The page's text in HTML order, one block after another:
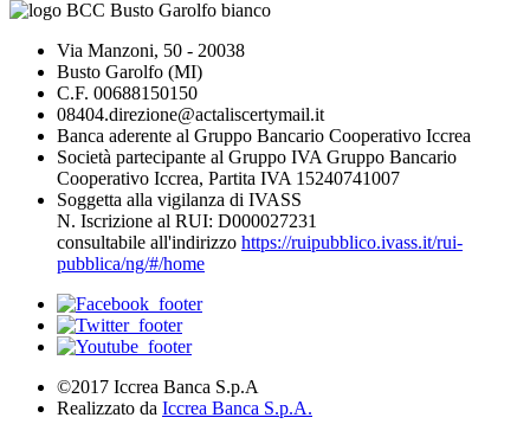
Via Manzoni, 50 - 20038
Busto Garolfo (MI)
C.F. 00688150150
08404.direzione@actaliscertymail.it
Banca aderente al Gruppo Bancario Cooperativo Iccrea
Società partecipante al Gruppo IVA Gruppo Bancario
Cooperativo Iccrea, Partita IVA 15240741007
Soggetta alla vigilanza di IVASS
N. Iscrizione al RUI: D000027231
consultabile all'indirizzo https://ruipubblico.ivass.it/rui-
pubblica/ng/#/home
©2017 Iccrea Banca S.p.A
Realizzato da Iccrea Banca S.p.A.